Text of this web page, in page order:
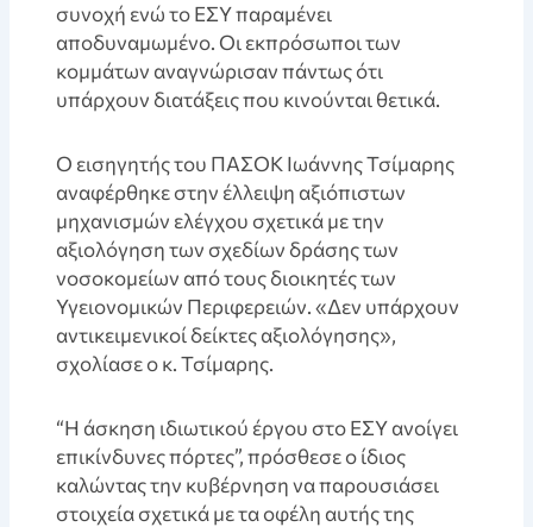
συνοχή ενώ το ΕΣΥ παραμένει
αποδυναμωμένο. Οι εκπρόσωποι των
κομμάτων αναγνώρισαν πάντως ότι
υπάρχουν διατάξεις που κινούνται θετικά.
Ο εισηγητής του ΠΑΣΟΚ Ιωάννης Τσίμαρης
αναφέρθηκε στην έλλειψη αξιόπιστων
μηχανισμών ελέγχου σχετικά με την
αξιολόγηση των σχεδίων δράσης των
νοσοκομείων από τους διοικητές των
Υγειονομικών Περιφερειών. «Δεν υπάρχουν
αντικειμενικοί δείκτες αξιολόγησης»,
σχολίασε ο κ. Τσίμαρης.
“Η άσκηση ιδιωτικού έργου στο ΕΣΥ ανοίγει
επικίνδυνες πόρτες”, πρόσθεσε ο ίδιος
καλώντας την κυβέρνηση να παρουσιάσει
στοιχεία σχετικά με τα οφέλη αυτής της